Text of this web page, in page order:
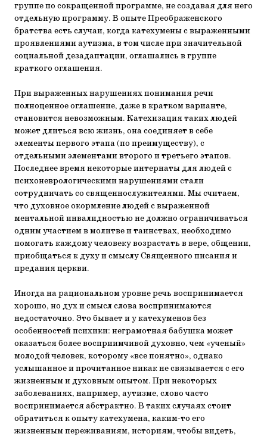
группе по сокращенной программе, не создавая для него
отдельную программу. В опыте Преображенского
братства есть случаи, когда катехумены с выраженными
проявлениями аутизма, в том числе при значительной
социальной дезадаптации, оглашались в группе
краткого оглашения.
При выраженных нарушениях понимания речи
полноценное оглашение, даже в кратком варианте,
становится невозможным. Катехизация таких людей
может длиться всю жизнь, она соединяет в себе
элементы первого этапа (по преимуществу), с
отдельными элементами второго и третьего этапов.
Последнее время некоторые интернаты для людей с
психоневрологическими нарушениями стали
сотрудничать со священнослужителями. Мы считаем,
что духовное окормление людей с выраженной
ментальной инвалидностью не должно ограничиваться
одним участием в молитве и таинствах, необходимо
помогать каждому человеку возрастать в вере, общении,
приобщаться к духу и смыслу Священного писания и
предания церкви.
Иногда на рациональном уровне речь воспринимается
хорошо, но дух и смысл слова воспринимаются
недостаточно. Это бывает и у катехуменов без
особенностей психики: неграмотная бабушка может
оказаться более восприимчивой духовно, чем «ученый»
молодой человек, которому «все понятно», однако
услышанное и прочитанное никак не связывается с его
жизненным и духовным опытом. При некоторых
заболеваниях, например, аутизме, слово часто
воспринимается абстрактно. В таких случаях стоит
обратиться к опыту катехумена, каким-то его
жизненным переживаниям, историям, чтобы видеть,